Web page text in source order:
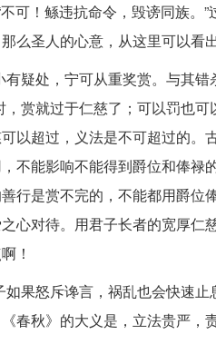
可！鲧违抗命令，毁谤同族。
么圣人的心意，从这里可以看出
疑处，宁可从重奖赏。与其
赏就过于仁慈了；可以罚也
以超过，义法是不可超过的。
不能影响不能得到爵位和俸禄
行是赏不完的，不能都用爵位
心对待。用君子长者的宽厚仁
！
果怒斥谗言，祸乱也会快速
春秋》的大义是，立法贵严，